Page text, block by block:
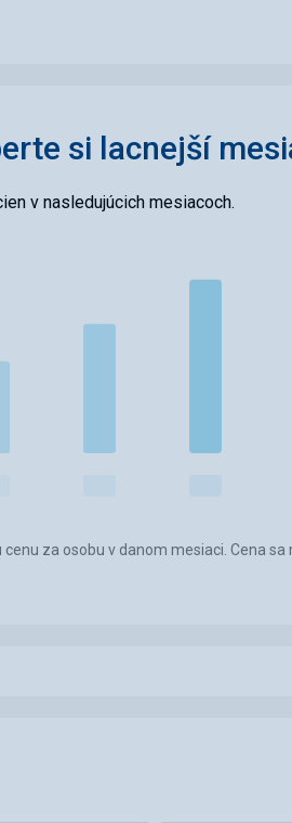
si lacnejší
v nasledujúcich mesiacoch.
za osobu v danom mesiaci. Cena sa